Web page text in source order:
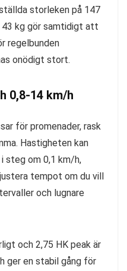
storleken på 147
kg gör samtidigt att
regelbunden
onödigt stort.
0,8-14 km/h
för promenader, rask
Hastigheten kan
steg om 0,1 km/h,
tempot om du vill
och lugnare
och 2,75 HK peak är
ger en stabil gång för